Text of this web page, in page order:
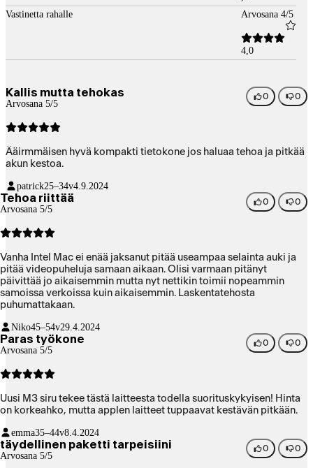
Vastinetta rahalle
Arvosana 4/5
4,0
Kallis mutta tehokas
Arvosana 5/5
0 0
Ääirmmäisen hyvä kompakti tietokone jos haluaa tehoa ja pitkää
akun kestoa.
patrick25–34v4.9.2024
Tehoa riittää
Arvosana 5/5
0 0
Vanha Intel Mac ei enää jaksanut pitää useampaa selainta auki ja
pitää videopuheluja samaan aikaan. Olisi varmaan pitänyt
päivittää jo aikaisemmin mutta nyt nettikin toimii nopeammin
samoissa verkoissa kuin aikaisemmin. Laskentatehosta
puhumattakaan.
Niko45–54v29.4.2024
Paras työkone
Arvosana 5/5
0 0
Uusi M3 siru tekee tästä laitteesta todella suorituskykyisen! Hinta
on korkeahko, mutta applen laitteet tuppaavat kestävän pitkään.
emma35–44v8.4.2024
täydellinen paketti tarpeisiini
Arvosana 5/5
0 0